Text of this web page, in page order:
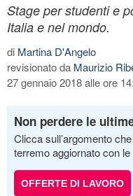
Stage per studenti e
Italia e nel mondo.
di Martina D'Angelo
revisionato da Maurizio
27 gennaio 2018 alle ore
Non perdere le
Clicca sull’argomento
terremo aggiornato con
OFFERTE DI LAVORO